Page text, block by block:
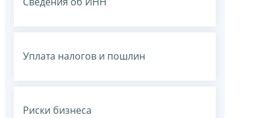
Уплата налогов и пошлин
Риски бизнеса